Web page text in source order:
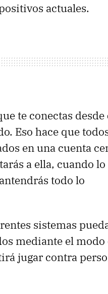
actuales.
te conectas desde
Eso hace que
en una cuenta
a ella, cuando lo
todo lo
sistemas
mediante el modo
jugar contra